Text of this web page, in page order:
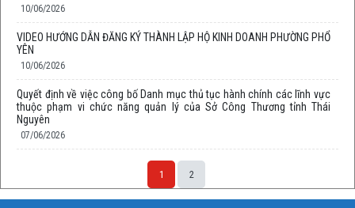
10/06/2026
VIDEO HƯỚNG DẪN ĐĂNG KÝ THÀNH LẬP HỘ KINH DOANH PHƯỜNG PHỔ
YÊN
10/06/2026
Quyết định về việc công bố Danh mục thủ tục hành chính các lĩnh vực
thuộc phạm vi chức năng quản lý của Sở Công Thương tỉnh Thái
Nguyên
07/06/2026
1 2